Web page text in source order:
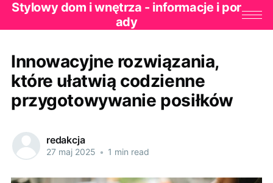
Stylowy dom i wnętrza - informacje i por
ady
Innowacyjne rozwiązania,
które ułatwią codzienne
przygotowywanie posiłków
redakcja
27 maj 2025 • 1 min read